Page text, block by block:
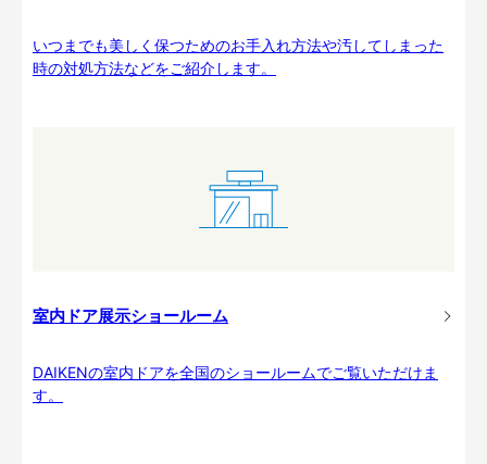
いつまでも美しく保つためのお手入れ方法や汚してしまった
時の対処方法などをご紹介します。
室内ドア展示ショールーム
DAIKENの室内ドアを全国のショールームでご覧いただけま
す。